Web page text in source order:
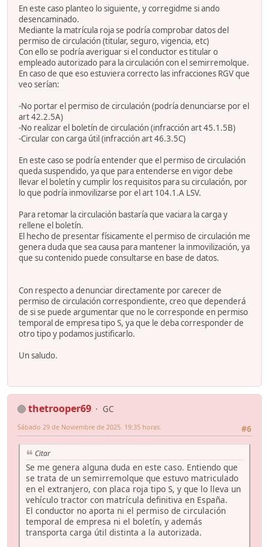
En este caso planteo lo siguiente, y corregidme si ando
desencaminado.
Mediante la matrícula roja se podría comprobar datos del
permiso de circulación (titular, seguro, vigencia, etc)
Con ello se podría averiguar si el conductor es titular o
empleado autorizado para la circulación con el semirremolque.
En caso de que eso estuviera correcto las infracciones RGV que
veo serían:
-No portar el permiso de circulación (podría denunciarse por el
art 42.2.5A)
-No realizar el boletín de circulación (infracción art 45.1.5B)
-Circular con carga útil (infracción art 46.3.5C)
En este caso se podría entender que el permiso de circulación
queda suspendido, ya que para entenderse en vigor debe
llevar el boletín y cumplir los requisitos para su circulación, por
lo que podría inmovilizarse por el art 104.1.A LSV.
Para retomar la circulación bastaría que vaciara la carga y
rellene el boletín.
El hecho de presentar físicamente el permiso de circulación me
genera duda que sea causa para mantener la inmovilización, ya
que su contenido puede consultarse en base de datos.
Con respecto a denunciar directamente por carecer de
permiso de circulación correspondiente, creo que dependerá
de si se puede argumentar que no le corresponde en permiso
temporal de empresa tipo S, ya que le deba corresponder de
otro tipo y podamos justificarlo.
Un saludo.
thetrooper69
GC
#6
Sábado 29 de Noviembre de 2025. 19:35 horas.
Citar
Se me genera alguna duda en este caso. Entiendo que
se trata de un semirremolque que estuvo matriculado
en el extranjero, con placa roja tipo S, y que lo lleva un
vehículo tractor con matrícula definitiva en España.
El conductor no aporta ni el permiso de circulación
temporal de empresa ni el boletín, y además
transporta carga útil distinta a la autorizada.